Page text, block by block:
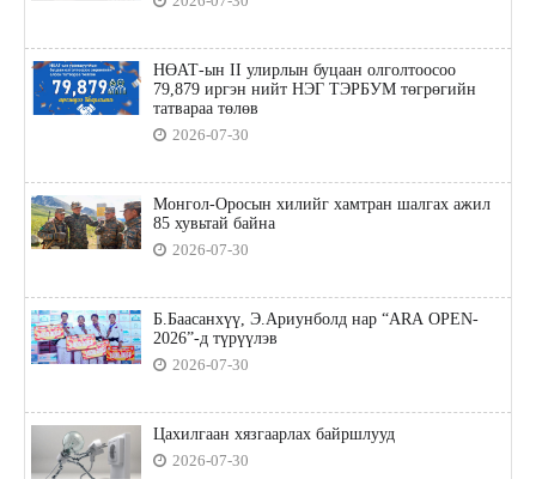
НӨАТ-ын II улирлын буцаан олголтоосоо
79,879 иргэн нийт НЭГ ТЭРБУМ төгрөгийн
татвараа төлөв
2026-07-30
Монгол-Оросын хилийг хамтран шалгах ажил
85 хувьтай байна
2026-07-30
Б.Баасанхүү, Э.Ариунболд нар “ARA OPEN-
2026”-д түрүүлэв
2026-07-30
Цахилгаан хязгаарлах байршлууд
2026-07-30